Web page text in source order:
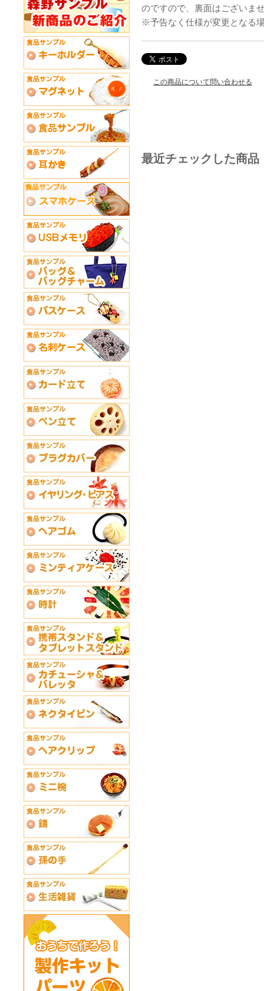
のですので、裏面はございま
※予告なく仕様が変更となる
この商品について問い合わせる
最近チェックした商品